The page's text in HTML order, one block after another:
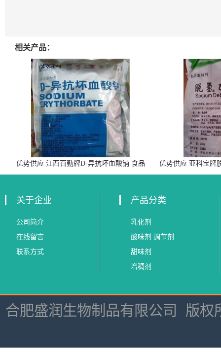
相关产品：
优势供应 江西百勤牌D-异抗坏血酸钠 食品
级抗氧化剂
优势供应 亚科宝牌
关于企业
公司简介
在线留言
联系方式
产品分类
乳化剂
酸味剂 调节剂
甜味剂
增稠剂
合肥盛润生物制品有限公司 版权